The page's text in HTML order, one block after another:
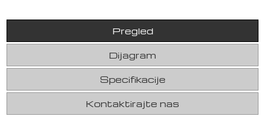
Pregled
Dijagram
Specifikacije
Kontaktirajte nas